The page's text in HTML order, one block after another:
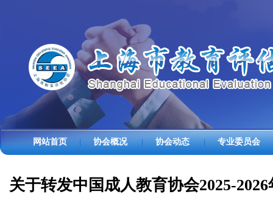
网站首页 协会概况 | 协会动态 | 专业委员会
关于转发中国成人教育协会2025-